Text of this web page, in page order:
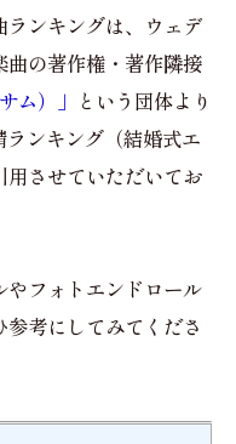
ランキングは、ウェデ
曲の著作権・著作隣接
ム）」 という団体より
ンキング（結婚式エ
用させていただいてお
フォトエンドロール
考にしてみてくださ